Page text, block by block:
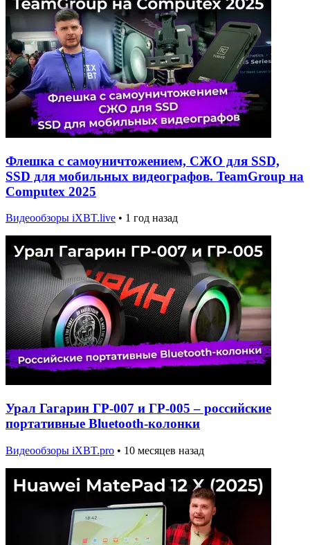
Флешка с самоуничтожением, СЖО для SSD,
SSD для мобильных видеографов. TeamGroup на
Computex 2025
Видеообзоры iXBT.live • 1 год назад
Урал Гагарин ГР-007 и ГР-005 – российские
портативные Bluetooth-колонки
Видеообзоры iXBT.pro • 10 месяцев назад